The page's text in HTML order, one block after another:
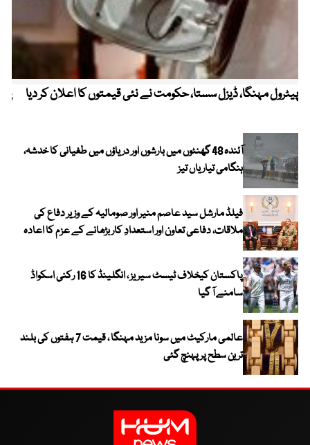
پیٹرول مہنگا، ڈیزل سستا، حکومت نے نئی قیمتوں کا اعلان کر دیا
آئندہ 48 گھنٹوں میں بارشوں اور دریاؤں میں طغیانی کا خدشہ،
ہنگامی تیاریاں تیز
فیلڈ مارشل سید عاصم منیر اور صومالیہ کے وزیر دفاع کی
ملاقات، دفاعی تعاون اور استعدادِ کار بڑھانے کے عزم کا اعادہ
پاکستان کیخلاف ٹیسٹ سیریز ، انگلینڈ کا 16 رکنی اسکواڈ
سامنے آ گیا
عالمی مارکیٹ میں سونا مزید مہنگا ، قیمت 7 ہفتوں کی بلند
ترین سطح پر پہنچ گئی